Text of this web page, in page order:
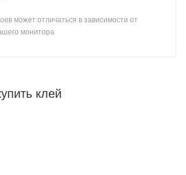
может отличаться в зависимости от
монитора
клей